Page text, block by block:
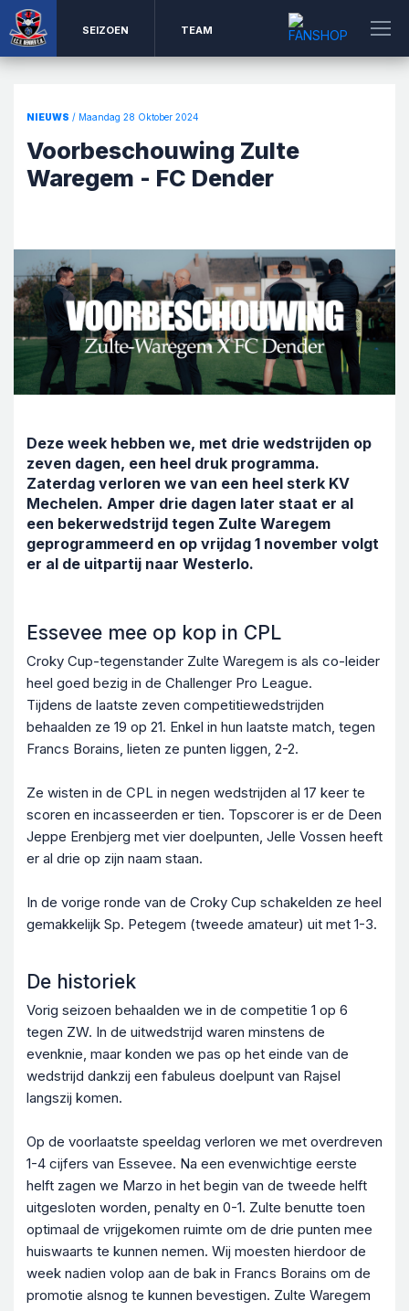
SEIZOEN TEAM
NIEUWS / Maandag 28 Oktober 2024
Voorbeschouwing Zulte
Waregem - FC Dender
Deze week hebben we, met drie wedstrijden op
zeven dagen, een heel druk programma.
Zaterdag verloren we van een heel sterk KV
Mechelen. Amper drie dagen later staat er al
een bekerwedstrijd tegen Zulte Waregem
geprogrammeerd en op vrijdag 1 november volgt
er al de uitpartij naar Westerlo.
Essevee mee op kop in CPL
Croky Cup-tegenstander Zulte Waregem is als co-leider
heel goed bezig in de Challenger Pro League.
Tijdens de laatste zeven competitiewedstrijden
behaalden ze 19 op 21. Enkel in hun laatste match, tegen
Francs Borains, lieten ze punten liggen, 2-2.
Ze wisten in de CPL in negen wedstrijden al 17 keer te
scoren en incasseerden er tien. Topscorer is er de Deen
Jeppe Erenbjerg met vier doelpunten, Jelle Vossen heeft
er al drie op zijn naam staan.
In de vorige ronde van de Croky Cup schakelden ze heel
gemakkelijk Sp. Petegem (tweede amateur) uit met 1-3.
De historiek
Vorig seizoen behaalden we in de competitie 1 op 6
tegen ZW. In de uitwedstrijd waren minstens de
evenknie, maar konden we pas op het einde van de
wedstrijd dankzij een fabuleus doelpunt van Rajsel
langszij komen.
Op de voorlaatste speeldag verloren we met overdreven
1-4 cijfers van Essevee. Na een evenwichtige eerste
helft zagen we Marzo in het begin van de tweede helft
uitgesloten worden, penalty en 0-1. Zulte benutte toen
optimaal de vrijgekomen ruimte om de drie punten mee
huiswaarts te kunnen nemen. Wij moesten hierdoor de
week nadien volop aan de bak in Francs Borains om de
promotie alsnog te kunnen bevestigen. Zulte Waregem